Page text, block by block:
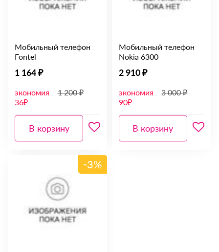
Мобильный телефон
Fontel
1 164 ₽
экономия
36₽
1 200 ₽
В корзину
Мобильный телефон
Nokia 6300
2 910 ₽
экономия
90₽
3 000 ₽
В корзину
-3%